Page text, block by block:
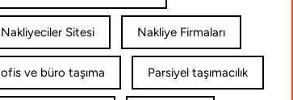
Nakliyeciler Sitesi Nakliye Firmaları
ofis ve büro taşıma Parsiyel taşımacılık